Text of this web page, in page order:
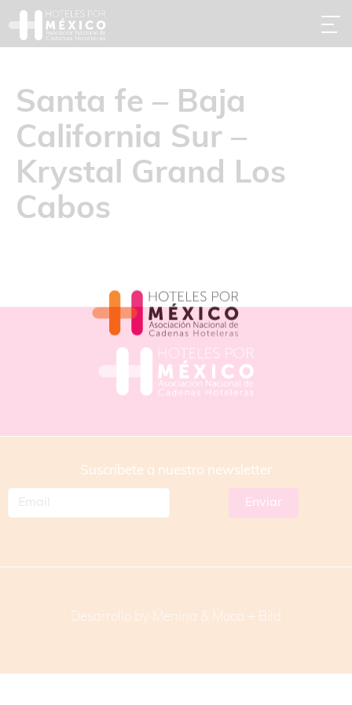
Santa fe – Baja
California Sur –
Krystal Grand Los
Cabos
Suscríbete a nuestro newsletter
Desarrollo by Menina & Moca + Bild